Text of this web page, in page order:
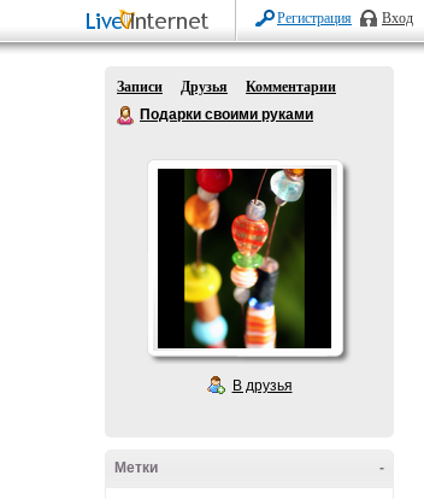
Регистрация Вход
Записи Друзья
Комментарии
Подарки своими руками
В друзья
-
Метки